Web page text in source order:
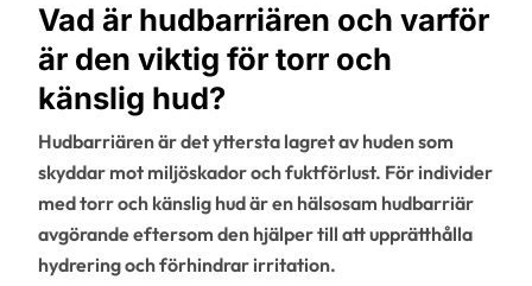
Vad är hudbarriären och varför
är den viktig för torr och
känslig hud?
Hudbarriären är det yttersta lagret av huden som
skyddar mot miljöskador och fuktförlust. För individer
med torr och känslig hud är en hälsosam hudbarriär
avgörande eftersom den hjälper till att upprätthålla
hydrering och förhindrar irritation.